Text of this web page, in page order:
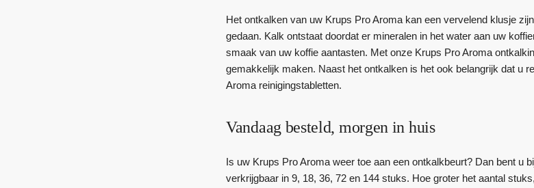
Het ontkalken van uw Krups Pro Aroma kan een vervelend klusje
gedaan. Kalk ontstaat doordat er mineralen in het water aan uw
smaak van uw koffie aantasten. Met onze Krups Pro Aroma
gemakkelijk maken. Naast het ontkalken is het ook belangrijk dat u
Aroma reinigingstabletten.
Vandaag besteld, morgen in huis
Is uw Krups Pro Aroma weer toe aan een ontkalkbeurt? Dan bent u
verkrijgbaar in 9, 18, 36, 72 en 144 stuks. Hoe groter het aantal